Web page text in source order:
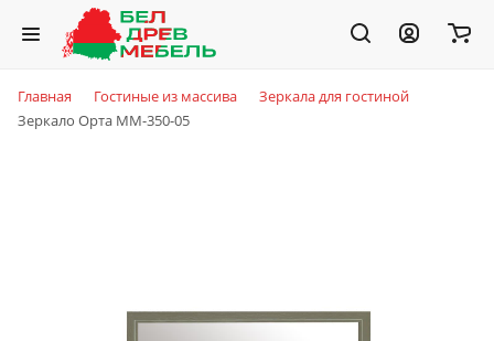
Главная Гостиные из массива
Зеркала для гостиной
Зеркало Орта ММ-350-05